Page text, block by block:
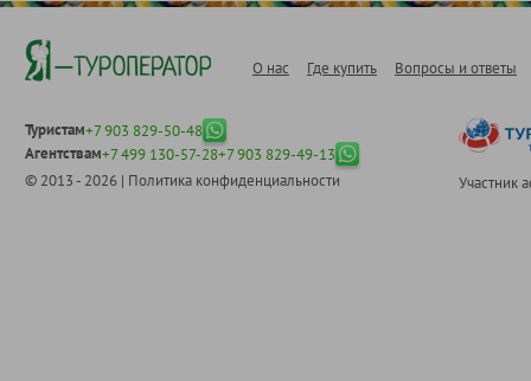
О нас Где купить Вопросы и ответы
Туристам+7 903 829-50-48
Агентствам+7 499 130-57-28+7 903 829-49-13
© 2013 - 2026 | Политика конфиденциальности Участник